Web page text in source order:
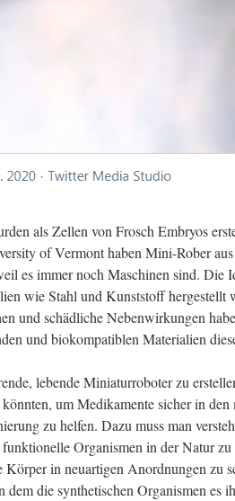
als Zellen von Frosch Embryos
of Vermont haben Mini-Rober
es immer noch Maschinen sind. Die
wie Stahl und Kunststoff hergestellt
und schädliche Nebenwirkungen
und biokompatiblen Materialien
lebende Miniaturroboter zu
um Medikamente sicher in
zu helfen. Dazu muss man
Organismen in der Natur
in neuartigen Anordnungen zu
dem die synthetischen Organismen es